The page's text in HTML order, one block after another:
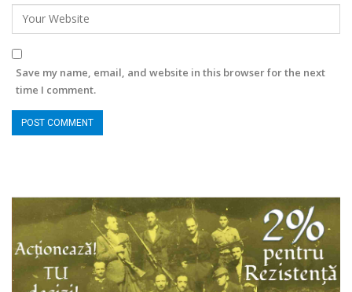
Save my name, email, and website in this browser for the next
time I comment.